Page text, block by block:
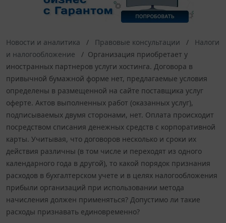
Новости и аналитика Правовые консультации
Налоги
и налогообложение
Организация приобретает у
иностранных партнеров услуги хостинга. Договора в
привычной бумажной форме нет, предлагаемые условия
определены в размещенной на сайте поставщика услуг
оферте. Актов выполненных работ (оказанных услуг),
подписываемых двумя сторонами, нет. Оплата происходит
посредством списания денежных средств с корпоративной
карты. Учитывая, что договоров несколько и сроки их
действия различны (в том числе и переходят из одного
календарного года в другой), то какой порядок признания
расходов в бухгалтерском учете и в целях налогообложения
прибыли организаций при использовании метода
начисления должен применяться? Допустимо ли такие
расходы признавать единовременно?